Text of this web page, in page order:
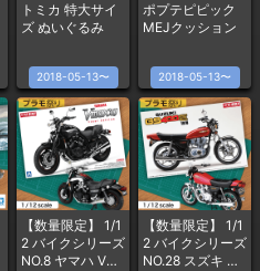
トミカ 特大サイ
ズ ぬいぐるみ
2018-05-13〜
ポプテピピック
MEJクッション
2018-05-13〜
【数量限定】 1/1
2 バイクシリーズ
NO.8 ヤマハ VM
【数量限定】 1/1
2 バイクシリーズ
NO.28 スズキ GS